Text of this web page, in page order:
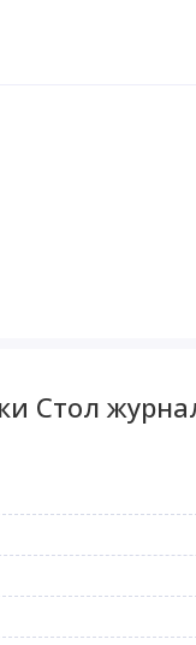
Стол